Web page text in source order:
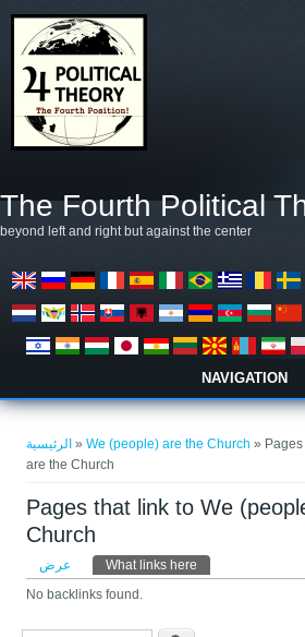
The Fourth Political
beyond left and right but against the center
NAVIGATION
الرئيسية »We (people) are the Church »
are the Church
Pages that link to We
Church
التبويبات الأساسية
عرض What links here
No backlinks found.